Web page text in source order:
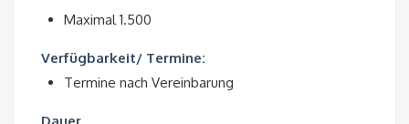
Maximal 1.500
Verfügbarkeit/ Termine:
Termine nach Vereinbarung